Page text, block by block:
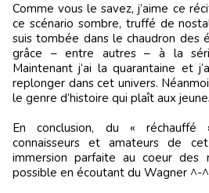
Comme vous le savez, j’aime ce
ce scénario sombre, truffé de
suis tombée dans le chaudron des
grâce – entre autres – à la
Maintenant j’ai la quarantaine et
replonger dans cet univers.
le genre d’histoire qui plaît aux
En conclusion, du «
connaisseurs et amateurs de
immersion parfaite au coeur
possible en écoutant du Wagner ^-^